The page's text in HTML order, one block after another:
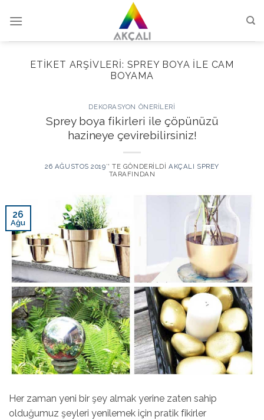
ETIKET ARŞIVLERI: SPREY BOYA ILE CAM
BOYAMA
DEKORASYON ÖNERILERI
Sprey boya fikirleri ile çöpünüzü
hazineye çevirebilirsiniz!
26 AĞUSTOS 2019’' TE GÖNDERILDI AKÇALI SPREY
TARAFINDAN
26
Ağu
Her zaman yeni bir şey almak yerine zaten sahip
olduğumuz şeyleri yenilemek için pratik fikirler